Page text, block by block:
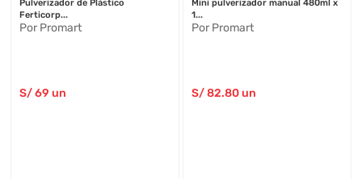
Pulverizador de Plástico
Ferticorp...
Por Promart
S/69 un
Mini pulverizador manual 480ml x
1...
Por Promart
S/82.80un